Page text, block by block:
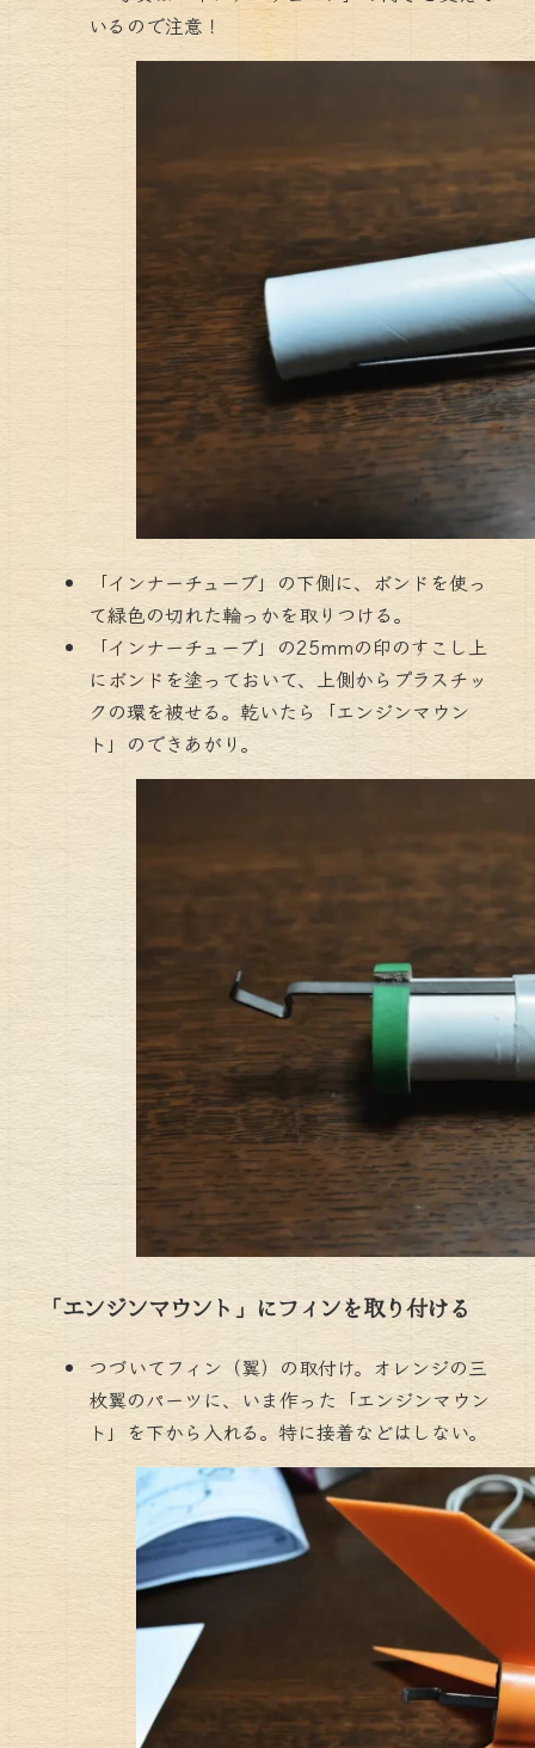
いるので注意！
「インナーチューブ」の下側に、ボンドを使っ
て緑色の切れた輪っかを取りつける。
「インナーチューブ」の25mmの印のすこし上
にボンドを塗っておいて、上側からプラスチッ
クの環を被せる。乾いたら「エンジンマウン
ト」のできあがり。
「エンジンマウント」にフィンを取り付ける
つづいてフィン（翼）の取付け。オレンジの三
枚翼のパーツに、いま作った「エンジンマウン
ト」を下から入れる。特に接着などはしない。